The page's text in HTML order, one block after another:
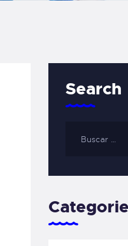
Search